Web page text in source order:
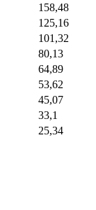
158,48
125,16
101,32
80,13
64,89
53,62
45,07
33,1
25,34